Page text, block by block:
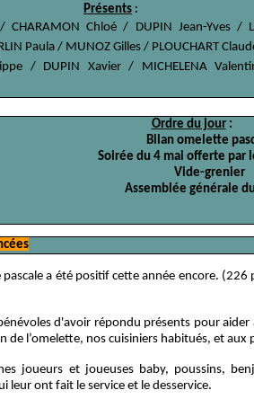
Présents :
/ CHARAMON Chloé / DUPIN Jean-Yves /
Paula / MUNOZ Gilles / PLOUCHART
/ DUPIN Xavier / MICHELENA
Ordre du jour:
Bilan omelette
Soirée du 4 mai offerte par
Vide-grenier
Assemblée générale
pascale a été positif cette année encore.
d'avoir répondu présents pour aider
de l’omelette, nos cuisiniers habitués, et
joueurs et joueuses baby, poussins,
leur ont fait le service et le desservice.